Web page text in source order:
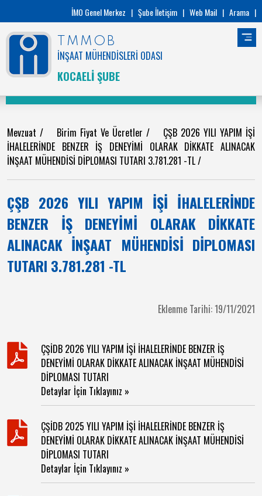
İMO Genel Merkez | Şube İletişim | Web Mail | Arama |
TMMOB
İNŞAAT MÜHENDİSLERİ ODASI
KOCAELİ ŞUBE
Mevzuat / Birim Fiyat Ve Ücretler / ÇŞB 2026 YILI YAPIM İŞİ
İHALELERİNDE BENZER İŞ DENEYİMİ OLARAK DİKKATE ALINACAK
İNŞAAT MÜHENDİSİ DİPLOMASI TUTARI 3.781.281 -TL/
ÇŞB 2026 YILI YAPIM İŞİ İHALELERİNDE
BENZER İŞ DENEYİMİ OLARAK DİKKATE
ALINACAK İNŞAAT MÜHENDİSİ DİPLOMASI
TUTARI 3.781.281 -TL
Eklenme Tarihi: 19/11/2021
ÇŞİDB 2026 YILI YAPIM İŞİ İHALELERİNDE BENZER İŞ
DENEYİMİ OLARAK DİKKATE ALINACAK İNŞAAT MÜHENDİSİ
DİPLOMASI TUTARI
Detaylar İçin Tıklayınız »
ÇŞİDB 2025 YILI YAPIM İŞİ İHALELERİNDE BENZER İŞ
DENEYİMİ OLARAK DİKKATE ALINACAK İNŞAAT MÜHENDİSİ
DİPLOMASI TUTARI
Detaylar İçin Tıklayınız »